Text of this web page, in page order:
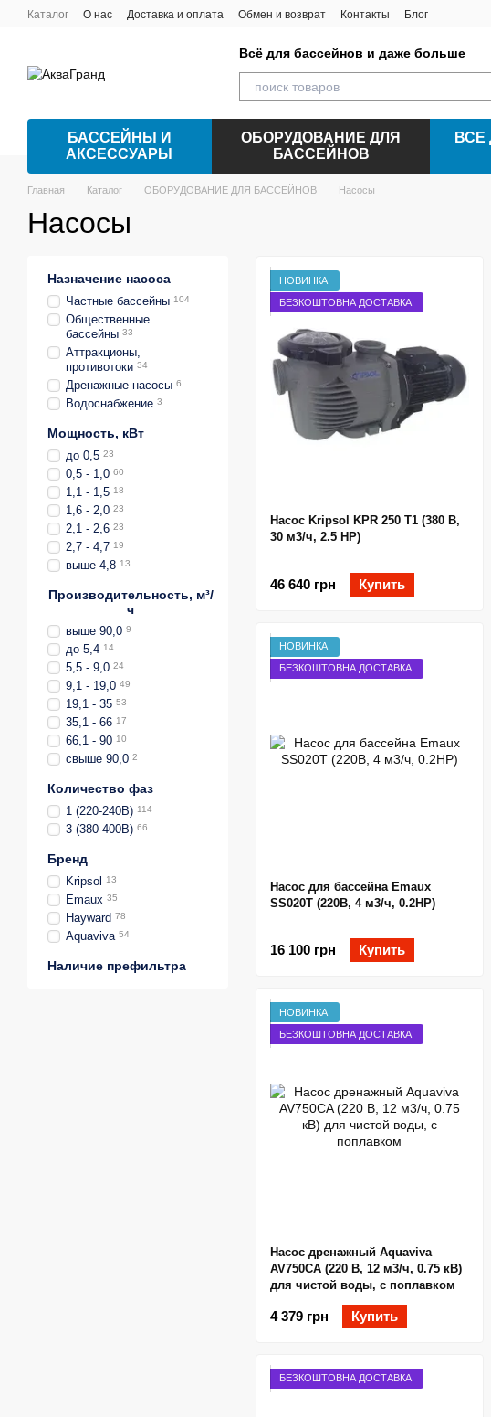
Перейти к основному контенту
Каталог О нас Доставка и оплата Обмен и возврат Контакты Блог
Всё для бассейнов и даже больше
БАССЕЙНЫ И
АКСЕССУАРЫ
ОБОРУДОВАНИЕ ДЛЯ
БАССЕЙНОВ
ВСЕ
Главная Каталог ОБОРУДОВАНИЕ ДЛЯ БАССЕЙНОВ Насосы
Насосы
НОВИНКА
БЕЗКОШТОВНА ДОСТАВКА
Насос Kripsol KPR 250 T1 (380 В,
30 м3/ч, 2.5 НР)
46 640 грн Купить
НОВИНКА
БЕЗКОШТОВНА ДОСТАВКА
Насос для бассейна Emaux
SS020T (220В, 4 м3/ч, 0.2HP)
16 100 грн Купить
НОВИНКА
БЕЗКОШТОВНА ДОСТАВКА
Насос дренажный Aquaviva
AV750CA (220 В, 12 м3/ч, 0.75 кВ)
для чистой воды, с поплавком
4 379 грн Купить
БЕЗКОШТОВНА ДОСТАВКА
Назначение насоса
Частные бассейны 104
Общественные
бассейны 33
Аттракционы,
противотоки 34
Дренажные насосы 6
Водоснабжение 3
Мощность, кВт
до 0,5 23
0,5 - 1,0 60
1,1 - 1,5 18
1,6 - 2,0 23
2,1 - 2,6 23
2,7 - 4,7 19
выше 4,8 13
Производительность, м³/
ч
выше 90,0 9
до 5,4 14
5,5 - 9,0 24
9,1 - 19,0 49
19,1 - 35 53
35,1 - 66 17
66,1 - 90 10
свыше 90,0 2
Количество фаз
1 (220-240В) 114
3 (380-400В) 66
Бренд
Kripsol 13
Emaux 35
Hayward 78
Aquaviva 54
Наличие префильтра